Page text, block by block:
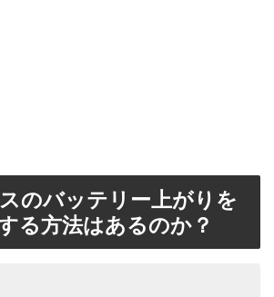
のバッテリー上がりを
る方法はあるのか？